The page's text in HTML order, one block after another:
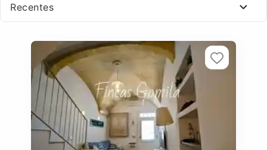
Recentes